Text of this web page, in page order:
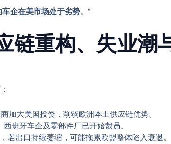
企在美市场处于劣势。”
链重构、失业潮
加大美国投资，削弱欧洲本土供应链优势。
班牙车企及零部件厂已开始裁员。
若出口持续萎缩，可能拖累欧盟整体陷入衰退。